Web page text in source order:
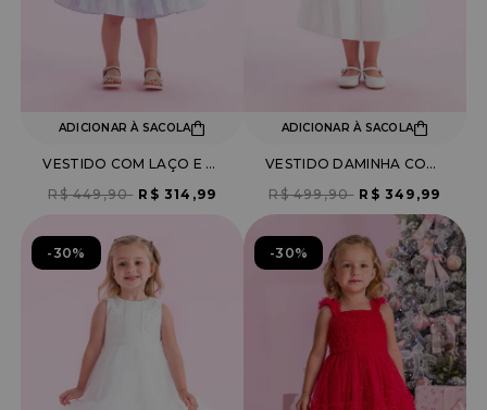
ADICIONAR À SACOLA
VESTIDO COM LAÇO E BABADOS
R$ 449,90 R$ 314,99
ADICIONAR À SACOLA
VESTIDO DAMINHA COM BORDADO PÉROLAS NA GOLA
R$ 499,90 R$ 349,99
30% 30%